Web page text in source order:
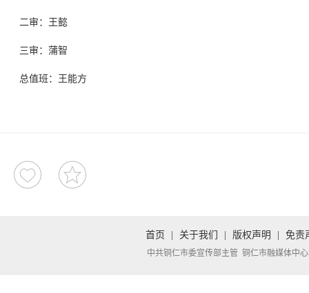
二审：王懿
三审：蒲智
总值班：王能方
首页 关于我们 版权声明 免责
中共铜仁市委宣传部主管 铜仁市融媒体中心